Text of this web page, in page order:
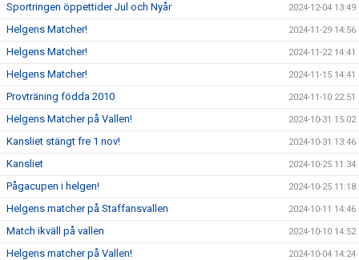
Sportringen öppettider Jul och Nyår 2024-12-04 13:49
Helgens Matcher! 2024-11-29 14:56
Helgens Matcher! 2024-11-22 14:41
Helgens Matcher! 2024-11-15 14:41
Provträning födda 2010 2024-11-10 22:51
Helgens Matcher på Vallen! 2024-10-31 15:02
Kansliet stängt fre 1 nov! 2024-10-31 13:46
Kansliet 2024-10-25 11:34
Pågacupen i helgen! 2024-10-25 11:18
Helgens matcher på Staffansvallen 2024-10-11 14:46
Match ikväll på vallen 2024-10-10 14:52
Helgens matcher på Vallen! 2024-10-04 14:24